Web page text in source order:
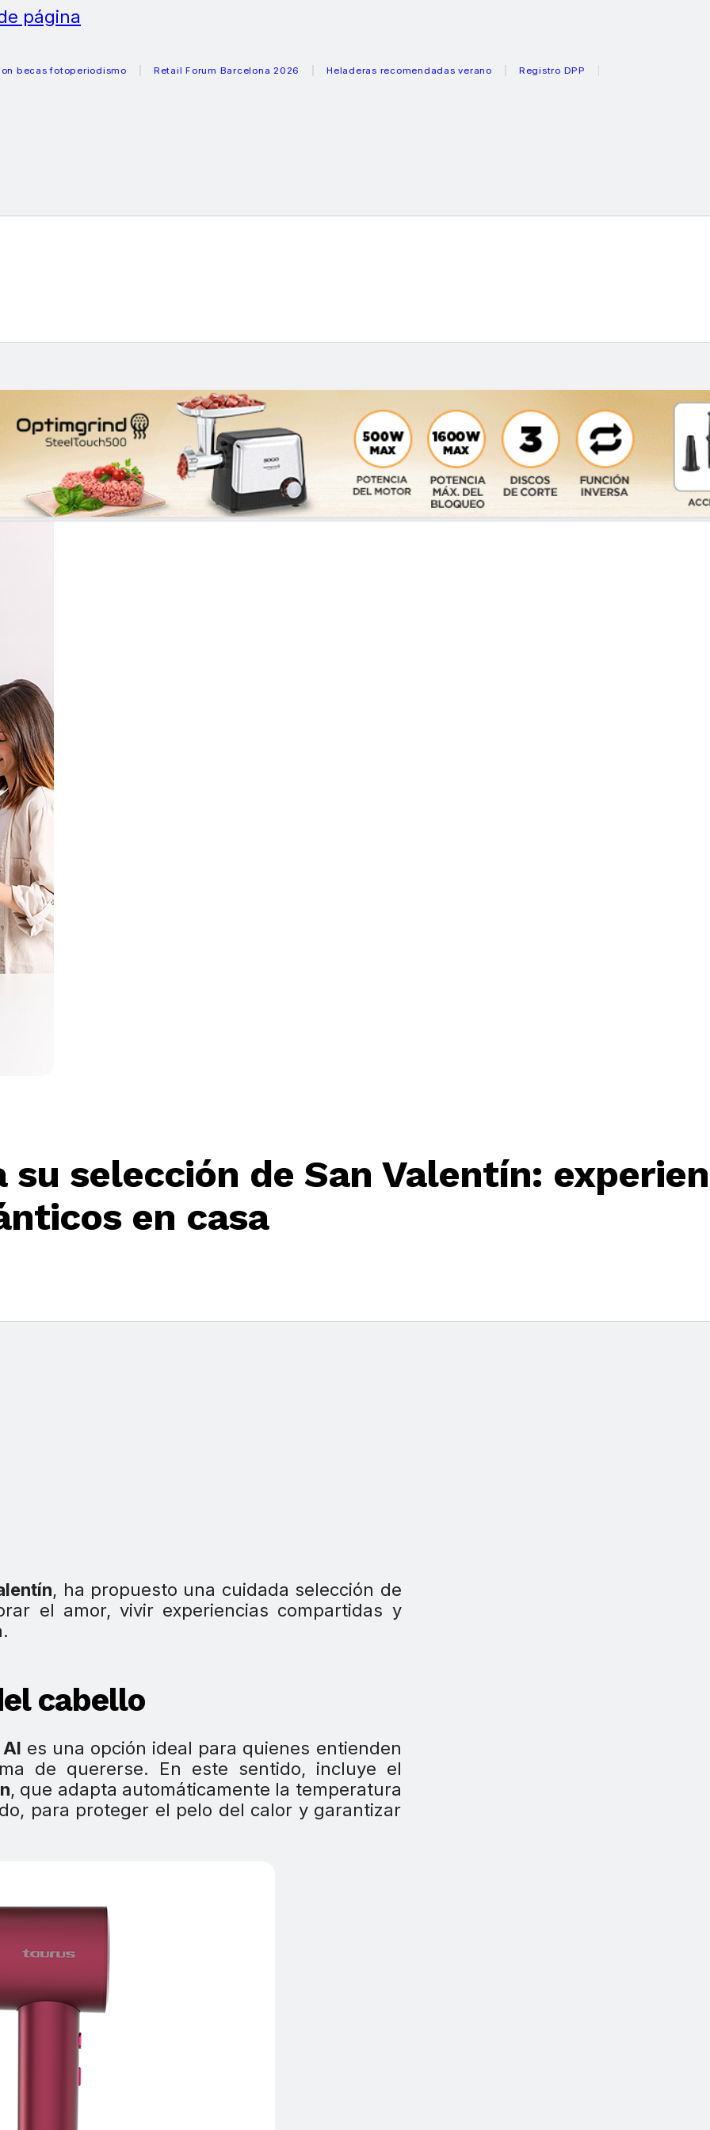
página
fotoperiodismo Retail Forum Barcelona 2026 Heladeras recomendadas verano Registro DPP
su selección de San Valentín:
en casa
, ha propuesto una cuidada selección de
el amor, vivir experiencias compartidas y
cabello
es una opción ideal para quienes entienden
de quererse. En este sentido, incluye el
, que adapta automáticamente la temperatura
para proteger el pelo del calor y garantizar